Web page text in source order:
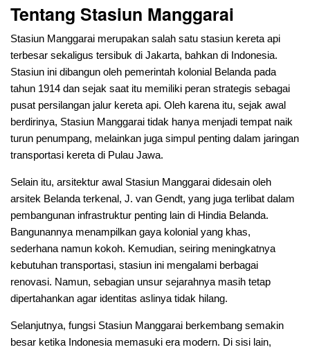
Tentang Stasiun Manggarai
Stasiun Manggarai merupakan salah satu stasiun kereta api
terbesar sekaligus tersibuk di Jakarta, bahkan di Indonesia.
Stasiun ini dibangun oleh pemerintah kolonial Belanda pada
tahun 1914 dan sejak saat itu memiliki peran strategis sebagai
pusat persilangan jalur kereta api. Oleh karena itu, sejak awal
berdirinya, Stasiun Manggarai tidak hanya menjadi tempat naik
turun penumpang, melainkan juga simpul penting dalam jaringan
transportasi kereta di Pulau Jawa.
Selain itu, arsitektur awal Stasiun Manggarai didesain oleh
arsitek Belanda terkenal, J. van Gendt, yang juga terlibat dalam
pembangunan infrastruktur penting lain di Hindia Belanda.
Bangunannya menampilkan gaya kolonial yang khas,
sederhana namun kokoh. Kemudian, seiring meningkatnya
kebutuhan transportasi, stasiun ini mengalami berbagai
renovasi. Namun, sebagian unsur sejarahnya masih tetap
dipertahankan agar identitas aslinya tidak hilang.
Selanjutnya, fungsi Stasiun Manggarai berkembang semakin
besar ketika Indonesia memasuki era modern. Di sisi lain,